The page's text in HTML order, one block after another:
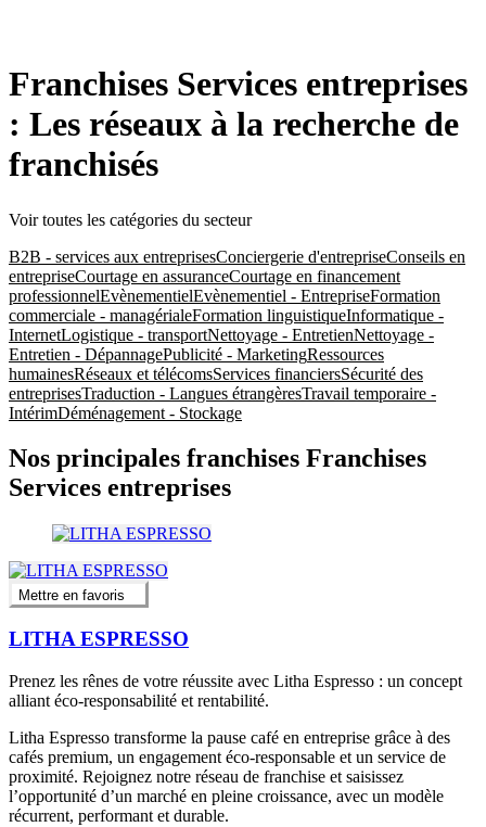
Franchises Services entreprises
: Les réseaux à la recherche de
franchisés
Voir toutes les catégories du secteur
B2B - services aux entreprisesConciergerie d'entrepriseConseils en
entrepriseCourtage en assuranceCourtage en financement
professionnelEvènementielEvènementiel - EntrepriseFormation
commerciale - managérialeFormation linguistiqueInformatique -
InternetLogistique - transportNettoyage - EntretienNettoyage -
Entretien - DépannagePublicité - MarketingRessources
humainesRéseaux et télécomsServices financiersSécurité des
entreprisesTraduction - Langues étrangèresTravail temporaire -
IntérimDéménagement - Stockage
Nos principales franchises Franchises
Services entreprises
Mettre en favoris
LITHA ESPRESSO
Prenez les rênes de votre réussite avec Litha Espresso : un concept
alliant éco-responsabilité et rentabilité.
Litha Espresso transforme la pause café en entreprise grâce à des
cafés premium, un engagement éco-responsable et un service de
proximité. Rejoignez notre réseau de franchise et saisissez
l’opportunité d’un marché en pleine croissance, avec un modèle
récurrent, performant et durable.